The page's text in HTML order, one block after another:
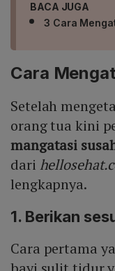
BACA JUGA
3 Cara
Cara
Setelah
orang tua kini
mangatasi
dari
lengkapnya.
1. Berikan
Cara pertama